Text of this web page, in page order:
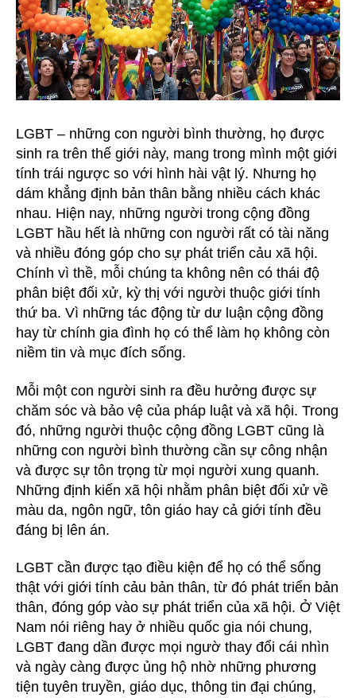
LGBT – những con người bình thường, họ được
sinh ra trên thế giới này, mang trong mình một giới
tính trái ngược so với hình hài vật lý. Nhưng họ
dám khẳng định bản thân bằng nhiều cách khác
nhau. Hiện nay, những người trong cộng đồng
LGBT hầu hết là những con người rất có tài năng
và nhiều đóng góp cho sự phát triển cảu xã hội.
Chính vì thề, mỗi chúng ta không nên có thái độ
phân biệt đối xử, kỳ thị với người thuộc giới tính
thứ ba. Vì những tác động từ dư luận cộng đồng
hay từ chính gia đình họ có thể làm họ không còn
niềm tin và mục đích sống.
Mỗi một con người sinh ra đều hưởng được sự
chăm sóc và bảo vệ của pháp luật và xã hội. Trong
đó, những người thuộc cộng đồng LGBT cũng là
những con người bình thường cần sự công nhận
và được sự tôn trọng từ mọi người xung quanh.
Những định kiến xã hội nhằm phân biệt đối xử về
màu da, ngôn ngữ, tôn giáo hay cả giới tính đều
đáng bị lên án.
LGBT cần được tạo điều kiện để họ có thể sống
thật với giới tính cảu bản thân, từ đó phát triển bản
thân, đóng góp vào sự phát triển của xã hội. Ở Việt
Nam nói riêng hay ở nhiều quốc gia nói chung,
LGBT đang dần được mọi ngườ thay đổi cái nhìn
và ngày càng được ủng hộ nhờ những phương
tiện tuyên truyền, giáo dục, thông tin đại chúng,